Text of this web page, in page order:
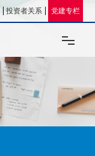
投资者关系 党建专栏
关于我们
企业文化